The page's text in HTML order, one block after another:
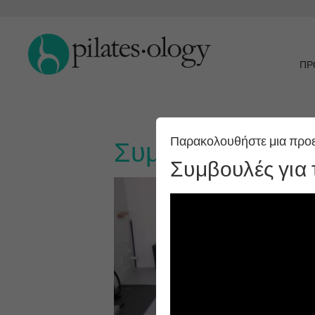
Συμβουλές για
Παρακολουθήστε μια
Συμβουλές